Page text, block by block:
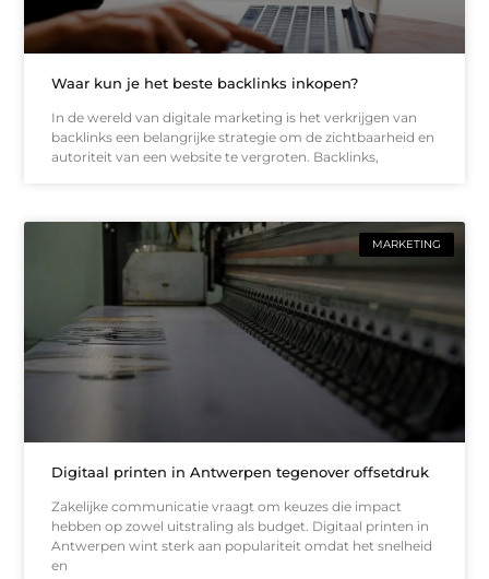
Waar kun je het beste backlinks inkopen?
In de wereld van digitale marketing is het verkrijgen van
backlinks een belangrijke strategie om de zichtbaarheid en
autoriteit van een website te vergroten. Backlinks,
MARKETING
Digitaal printen in Antwerpen tegenover offsetdruk
Zakelijke communicatie vraagt om keuzes die impact
hebben op zowel uitstraling als budget. Digitaal printen in
Antwerpen wint sterk aan populariteit omdat het snelheid
en